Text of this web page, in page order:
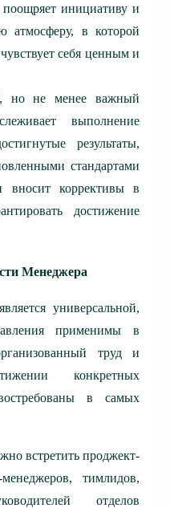
инициативу и
атмосферу, в которой
себя ценным и
но не менее важный
выполнение
результаты,
стандартами
вносит коррективы в
достижение
Менеджера
универсальной,
применимы в
труд и
конкретных
в самых
встретить проджект-
тимлидов,
отделов